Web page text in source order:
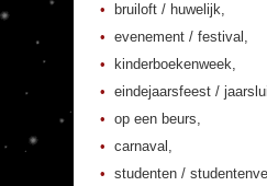
bruiloft / huwelijk,
evenement / festival,
kinderboekenweek,
eindejaarsfeest /
op een beurs,
carnaval,
studenten /